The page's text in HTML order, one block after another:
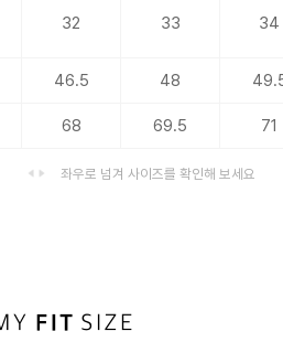
32 33 34
46.5 48
68 69.5 71
좌우로 넘겨 사이즈를 확인해 보세요